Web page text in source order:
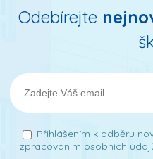
Odebírejte
Přihlášením k odběru
zpracováním osobních